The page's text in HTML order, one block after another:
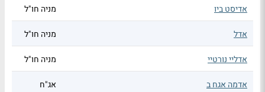
אדיסט ביו מניה חו"ל
אדל מניה חו"ל
אדליי נורטיי מניה חו"ל
אדמה אגח ב אג"ח